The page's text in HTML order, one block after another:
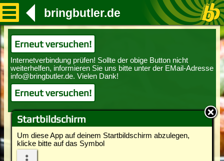
Startbildschirm
Um diese App auf deinem Startbildschirm abzulegen,
klicke bitte auf das Symbol
bringbutler.de
Erneut versuchen!
Erneut versuchen!